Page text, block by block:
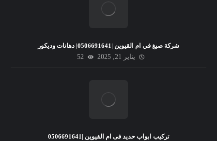
شركة صبغ في ام القيوين |0506691641| دهانات وديكور
يناير 21, 2025
52
تركيب ابواب حديد فى ام القيوين |0506691641